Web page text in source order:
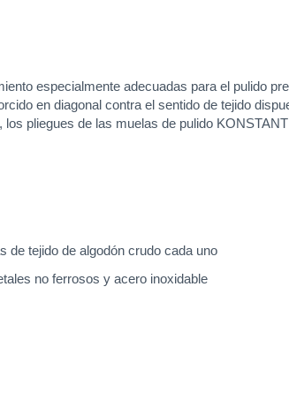
especialmente adecuadas para el pulido
en diagonal contra el sentido de tejido
pliegues de las muelas de pulido
de tejido de algodón crudo cada uno
no ferrosos y acero inoxidable